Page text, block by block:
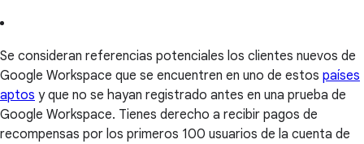
Se consideran referencias potenciales los clientes nuevos de
Google Workspace que se encuentren en uno de estos países
aptos y que no se hayan registrado antes en una prueba de
Google Workspace. Tienes derecho a recibir pagos de
recompensas por los primeros 100 usuarios de la cuenta de